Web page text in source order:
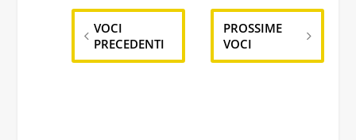
VOCI
PRECEDENTI
PROSSIME
VOCI